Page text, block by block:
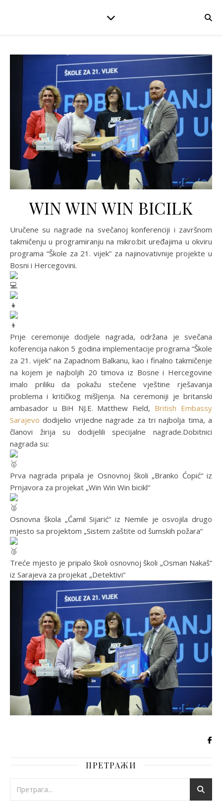
WIN WIN WIN BICILK
Uručene su nagrade na svečanoj konferenciji i završnom
takmičenju u programiranju na mikro:bit uređajima u okviru
programa “Škole za 21. vijek” za najinovativnije projekte u
Bosni i Hercegovini.
Prije ceremonije dodjele nagrada, održana je svečana
koferencija nakon 5 godina implementacije programa “Škole
za 21. vijek” na Zapadnom Balkanu, kao i finalno takmičenje
na kojem je najboljih 20 timova iz Bosne i Hercegovine
imalo priliku da pokažu stečene vještine rješavanja
problema i kritičkog mišljenja. Na ceremoniji je britanski
ambasador u BiH NJ.E. Matthew Field, British Embassy
Sarajevo dodijelio vrijedne nagrade za tri najbolja tima, a
članovi žirija su dodijelili specijalne nagrade.Dobitnici
nagrada su:
Prva nagrada pripala je Osnovnoj školi „Branko Ćopić“ iz
Prnjavora za projekat „Win Win Win bicikl“
Osnovna škola „Ćamil Sijarić“ iz Nemile je osvojila drugo
mjesto sa projektom „Sistem zaštite od šumskih požara“
Treće mjesto je pripalo školi osnovnoj školi „Osman Nakaš“
iz Sarajeva za projekat „Detektivi“
ПРЕТРАЖИ